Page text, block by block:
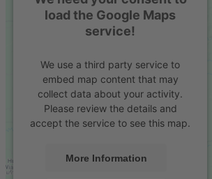
load the Google Maps
service!
We use a third party service to
embed map content that may
collect data about your activity.
Please review the details and
accept the service to see this map.
More Information